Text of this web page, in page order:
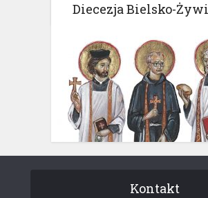
Diecezja Bielsko-
Kontakt